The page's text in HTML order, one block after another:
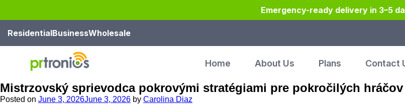
Emergency-ready delivery in 3–5
ResidentialBusinessWholesale
Home About Us Plans Contact
Mistrzovský sprievodca pokrovými stratégiami pre pokročilých hráčov
Posted on June 3, 2026June 3, 2026 by Carolina Diaz